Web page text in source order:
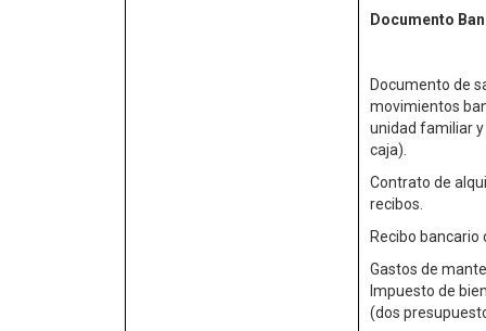
Documento
Documento de
movimientos
unidad familiar
caja).
Contrato de
recibos.
Recibo bancario
Gastos de
Impuesto de
(dos